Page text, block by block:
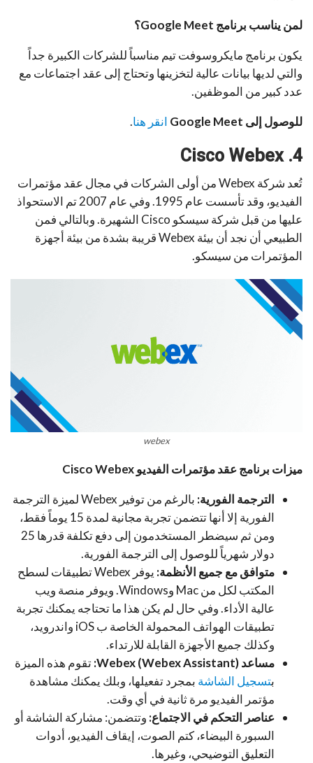
لمن يناسب برنامج Google Meet؟
يكون برنامج مايكروسوفت تيم مناسباً للشركات الكبيرة جداً
والتي لديها بيانات عالية لتخزينها وتحتاج إلى عقد اجتماعات مع
عدد كبير من الموظفين.
للوصول إلى Google Meet انقر هنا.
4. Cisco Webex
تُعد شركة Webex من أولى الشركات في مجال عقد مؤتمرات
الفيديو، وقد تأسست عام 1995. وفي عام 2007 تم الاستحواذ
عليها من قبل شركة سيسكو Cisco الشهيرة. وبالتالي فمن
الطبيعي أن نجد أن بيئة Webex قريبة بشدة من بيئة أجهزة
المؤتمرات من سيسكو.
webex
ميزات برنامج عقد مؤتمرات الفيديو Cisco Webex
الترجمة الفورية:
بالرغم من توفير Webex لميزة الترجمة
الفورية إلا أنها تتضمن تجربة مجانية لمدة 15 يوماً فقط،
ومن ثم سيضطر المستخدمون إلى دفع تكلفة قدرها 25
دولار شهرياً للوصول إلى الترجمة الفورية.
متوافق مع جميع الأنظمة:
يوفر Webex تطبيقات لسطح
المكتب لكل من Mac وWindows. ويوفر منصة ويب
عالية الأداء. وفي حال لم يكن هذا ما تحتاجه يمكنك تجربة
تطبيقات الهواتف المحمولة الخاصة ب iOS واندرويد،
وكذلك جميع الأجهزة القابلة للارتداء.
مساعد
Webex(Webex Assistant):
تقوم هذه الميزة
بتسجيل الشاشة بمجرد تفعيلها، وبلك يمكنك مشاهدة
مؤتمر الفيديو مرة ثانية في أي وقت.
عناصر التحكم في الاجتماع: وتتضمن: مشاركة الشاشة أو
السبورة البيضاء، كتم الصوت، إيقاف الفيديو، أدوات
التعليق التوضيحي، وغيرها.